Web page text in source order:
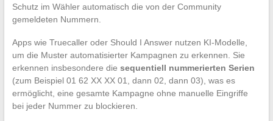
Schutz im Wähler automatisch die von der Community
gemeldeten Nummern.
Apps wie Truecaller oder Should I Answer nutzen KI-Modelle,
um die Muster automatisierter Kampagnen zu erkennen. Sie
erkennen insbesondere die sequentiell nummerierten Serien
(zum Beispiel 01 62 XX XX 01, dann 02, dann 03), was es
ermöglicht, eine gesamte Kampagne ohne manuelle Eingriffe
bei jeder Nummer zu blockieren.